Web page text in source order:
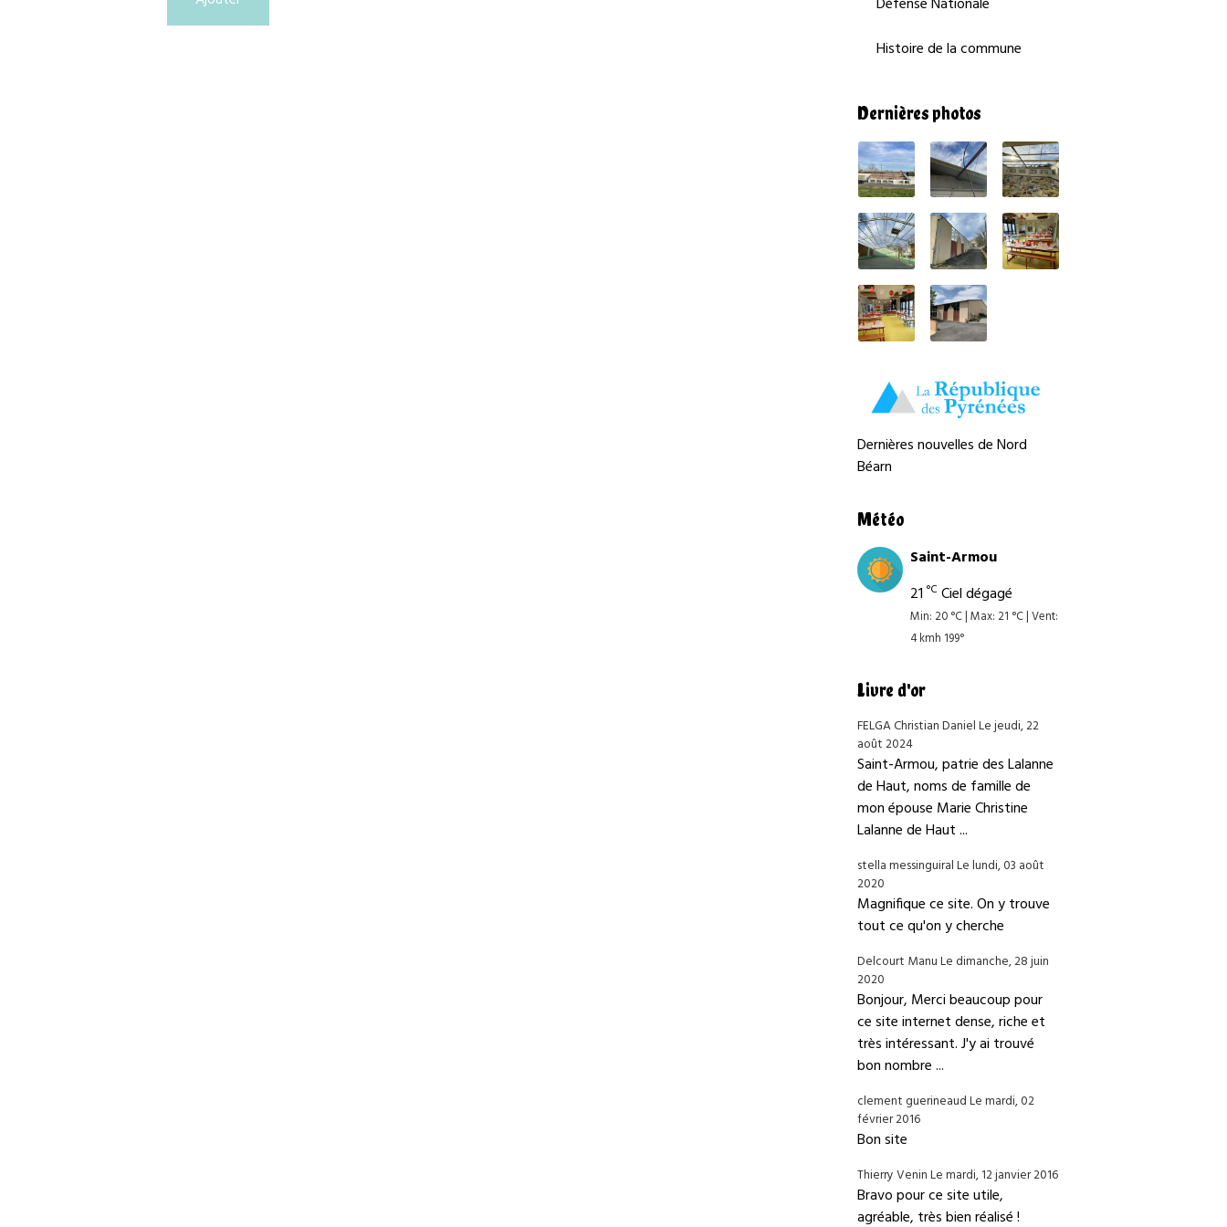
Histoire de la commune
Dernières photos
Dernières nouvelles de Nord
Béarn
Météo
Saint-Armou
21 °C Ciel dégagé
Min: 20 °C | Max: 21 °C | Vent:
4 kmh 199°
Livre d'or
FELGA Christian DanielLe jeudi, 22
août 2024
Saint-Armou, patrie des Lalanne
de Haut, noms de famille de
mon épouse Marie Christine
Lalanne de Haut ...
stella messinguiralLe lundi, 03 août
2020
Magnifique ce site. On y trouve
tout ce qu'on y cherche
Delcourt ManuLe dimanche, 28 juin
2020
Bonjour, Merci beaucoup pour
ce site internet dense, riche et
très intéressant. J'y ai trouvé
bon nombre ...
clement guerineaudLe mardi, 02
février 2016
Bon site
Thierry VeninLe mardi, 12 janvier 2016
Bravo pour ce site utile,
agréable, très bien réalisé !